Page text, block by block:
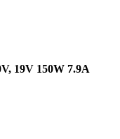
19V 150W 7.9A